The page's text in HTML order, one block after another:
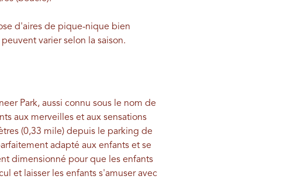
d'aires de pique-nique bien
varier selon la saison.
Park, aussi connu sous le nom de
aux merveilles et aux sensations
(0,33 mile) depuis le parking de
adapté aux enfants et se
dimensionné pour que les enfants
et laisser les enfants s'amuser avec